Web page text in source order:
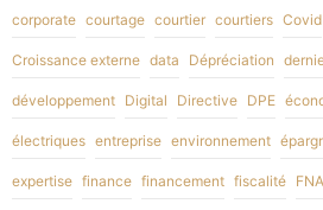
corporate courtage courtier courtiers Covid
Croissance externe data Dépréciation
développement Digital Directive DPE
électriques entreprise environnement
expertise finance financement fiscalité